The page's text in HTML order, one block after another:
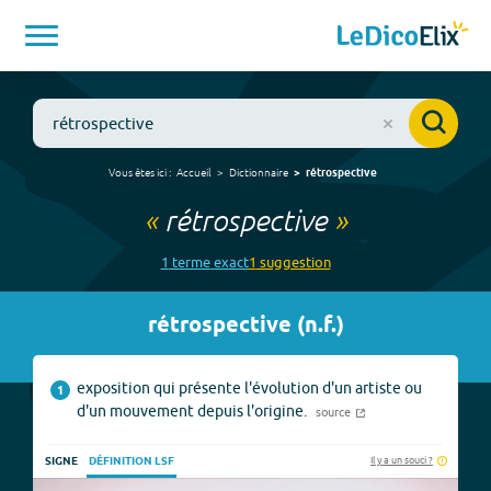
Vous êtes ici : Accueil Dictionnaire rétrospective
« rétrospective»
1 termeexact1 suggestion
rétrospective (n.f.)
1
exposition qui présente l'évolution d'un artiste ou
d'un mouvement depuis l'origine.
source
SIGNE DÉFINITION LSF Il y a un souci ?